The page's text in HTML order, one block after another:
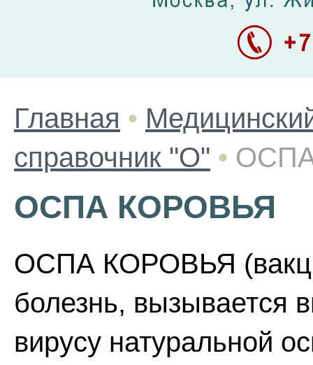
Главная •
справочник "О" •
ОСПА КОРОВЬЯ
ОСПА КОРОВЬЯ
болезнь, вызывается
вирусу натуральной